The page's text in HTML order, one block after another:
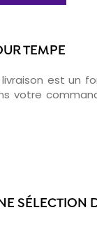
TEMPE
livraison est un
votre
SÉLECTION